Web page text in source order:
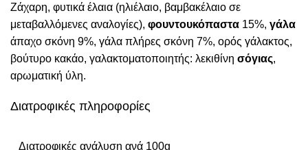
Ζάχαρη, φυτικά έλαια (ηλιέλαιο, βαμβακέλαιο σε
μεταβαλλόμενες αναλογίες), φουντουκόπαστα 15%, γάλα
άπαχο σκόνη 9%, γάλα πλήρες σκόνη 7%, ορός γάλακτος,
βούτυρο κακάο, γαλακτοματοποιητής: λεκιθίνη σόγιας,
αρωματική ύλη.
Διατροφικές πληροφορίες
Διατροφικές ανάλυση ανά 100g